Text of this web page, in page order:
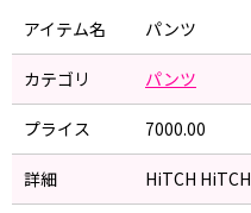
アイテム名 パンツ
カテゴリ パンツ
プライス 7000.00
詳細 HiTCH HiTCH